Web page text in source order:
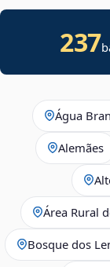
237
Água
Alemães
Área Rural
Bosque dos